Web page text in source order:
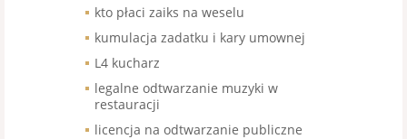
kto płaci zaiks na weselu
kumulacja zadatku i kary umownej
L4 kucharz
legalne odtwarzanie muzyki w
restauracji
licencja na odtwarzanie publiczne